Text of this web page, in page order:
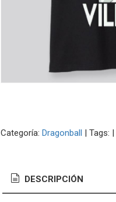
Categoría: Dragonball | Tags: |
DESCRIPCIÓN